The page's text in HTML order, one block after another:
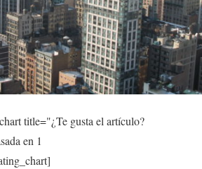
title="¿Te gusta el artículo?
en 1